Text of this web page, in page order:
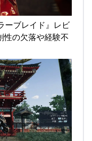
ーブレイド』レビ
性の欠落や経験不